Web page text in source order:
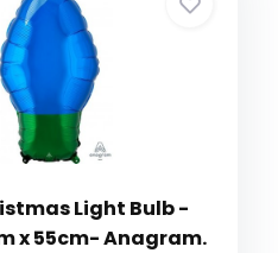
Light Bulb -
x 55cm- Anagram.